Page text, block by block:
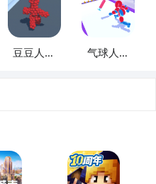
豆豆人冲
气球人冲